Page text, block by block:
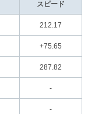
スピード
212.17
+75.65
287.82
-
-